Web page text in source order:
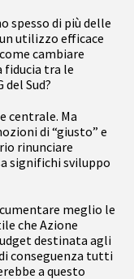
spesso di più delle
utilizzo efficace
cambiare
fiducia tra le
Sud?
centrale. Ma
di “giusto” e
rinunciare
significhi sviluppo
meglio le
che Azione
destinata agli
conseguenza tutti
a questo